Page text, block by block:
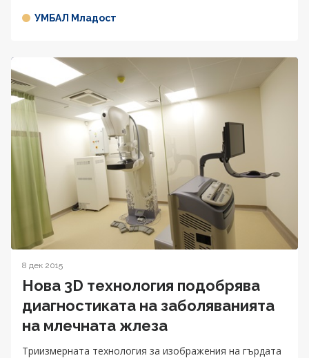
УМБАЛ Младост
8 дек 2015
Нова 3D технология подобрява
диагностиката на заболяванията
на млечната жлеза
Триизмерната технология за изображения на гърдата